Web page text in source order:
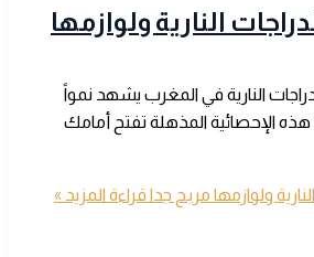
النارية ولوازمها
النارية في المغرب يشهد نمواً
يصل إلى 15%؟ هذه الإحصائية المذهلة تفتح أمامك
ولوازمها مربح جدا قراءة المزيد »